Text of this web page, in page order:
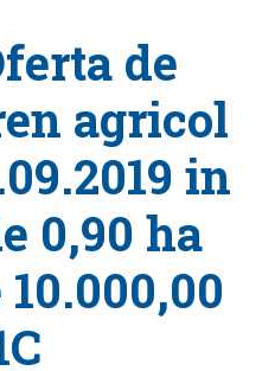
de
agricol
in
0,90 ha